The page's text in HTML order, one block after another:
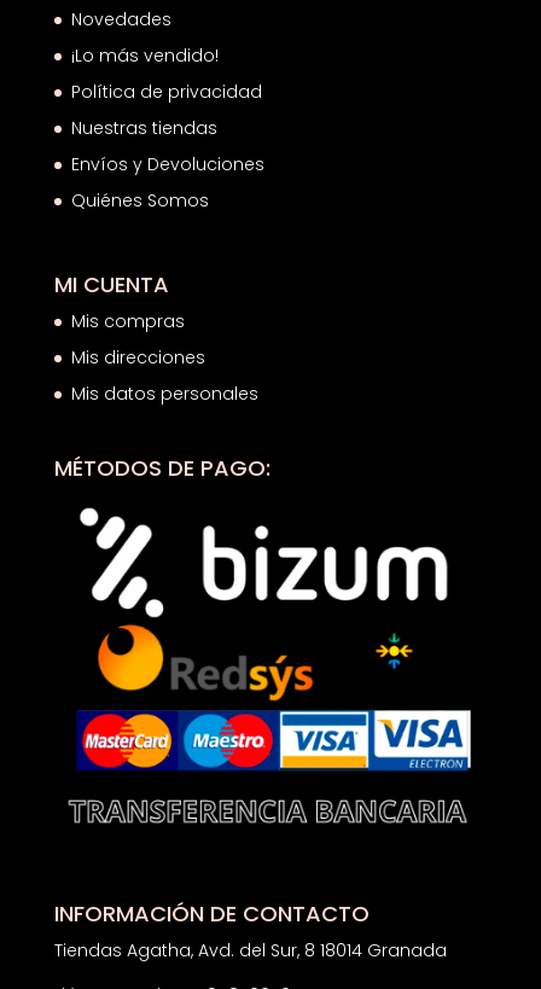
Novedades
¡Lo más vendido!
Política de privacidad
Nuestras tiendas
Envíos y Devoluciones
Quiénes Somos
MI CUENTA
Mis compras
Mis direcciones
Mis datos personales
MÉTODOS DE PAGO:
INFORMACIÓN DE CONTACTO
Tiendas Agatha, Avd. del Sur, 8 18014 Granada